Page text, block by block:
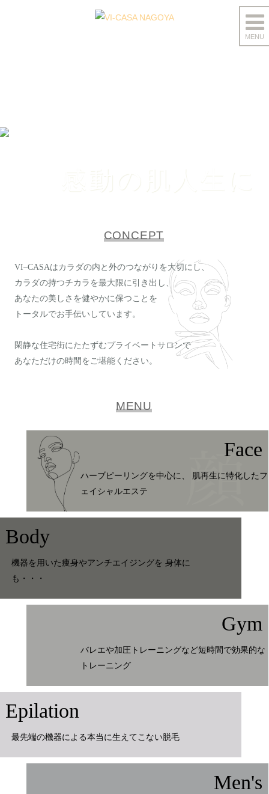
ス
MENU
感動の肌人生に
CONCEPT
VI–CASAはカラダの内と外のつながりを大切にし、
カラダの持つチカラを最大限に引き出し、
あなたの美しさを健やかに保つことを
トータルでお手伝いしています。
閑静な住宅街にたたずむプライベートサロンで
あなただけの時間をご堪能ください。
MENU
Face
ハーブピーリングを中心に、 肌再生に特化したフ
ェイシャルエステ
Body
機器を用いた痩身やアンチエイジングを 身体に
も・・・
Gym
バレエや加圧トレーニングなど短時間で効果的な
トレーニング
Epilation
最先端の機器による本当に生えてこない脱毛
Men's